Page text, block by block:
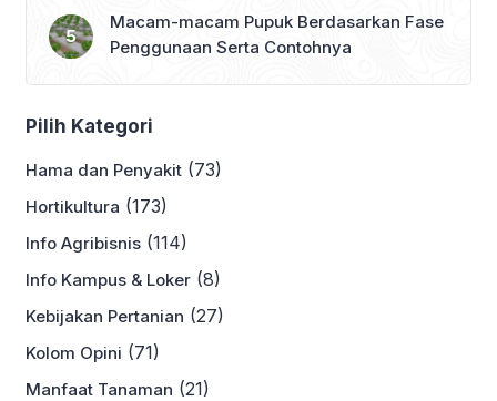
Macam-macam Pupuk Berdasarkan Fase
Penggunaan Serta Contohnya
Pilih Kategori
Hama dan Penyakit (73)
Hortikultura (173)
Info Agribisnis (114)
Info Kampus & Loker (8)
Kebijakan Pertanian (27)
Kolom Opini (71)
Manfaat Tanaman (21)